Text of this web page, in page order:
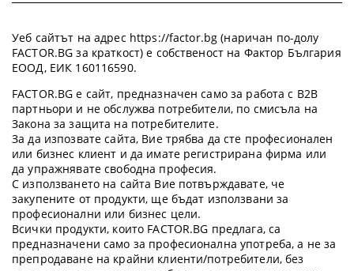
Уеб сайтът на адрес https://factor.bg (наричан по-долу
FACTOR.BG за краткост) е собственост на Фактор България
ЕООД, ЕИК 160116590.
FACTOR.BG е сайт, предназначен само за работа с B2B
партньори и не обслужва потребители, по смисъла на
Закона за защита на потребителите.
За да изпозвате сайта, Вие трябва да сте професионален
или бизнес клиент и да имате регистрирана фирма или
да упражнявате свободна професия.
С използването на сайта Вие потвърждавате, че
закупените от продукти, ще бъдат използвани за
професионални или бизнес цели.
Всички продукти, които FACTOR.BG предлага, са
предназначени само за професионална употреба, а не за
препродаване на крайни клиенти/потребители, без